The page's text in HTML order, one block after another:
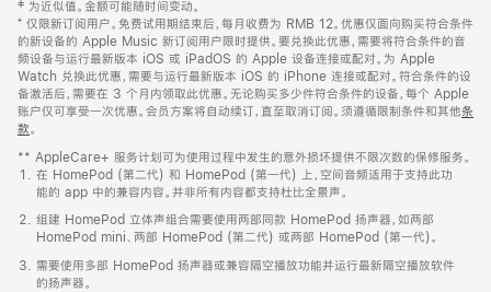
页
页
脚
注
‡ 为近似值。金额可能随时间变动。
⁺ 仅限新订阅用户。免费试用期结束后，每月收费为 RMB 12。优惠仅面向购买符合条件
的新设备的 Apple Music 新订阅用户限时提供。要兑换此优惠，需要将符合条件的音
频设备与运行最新版本 iOS 或 iPadOS 的 Apple 设备连接或配对。为 Apple
Watch 兑换此优惠，需要与运行最新版本 iOS 的 iPhone 连接或配对。符合条件的设
备激活后，需要在 3 个月内领取此优惠。无论购买多少件符合条件的设备，每个 Apple
账户仅可享受一次优惠。会员方案将自动续订，直至取消订阅。须遵循限制条件和其他条
款。
窗
口
中
打
开)
** AppleCare+ 服务计划可为使用过程中发生的意外损坏提供不限次数的保修服务。
在 HomePod (第二代) 和 HomePod (第一代) 上，空间音频适用于支持此功
能的 app 中的兼容内容。并非所有内容都支持杜比全景声。
组建 HomePod 立体声组合需要使用两部同款 HomePod 扬声器，如两部
HomePod mini、两部 HomePod (第二代) 或两部 HomePod (第一代)。
需要使用多部 HomePod 扬声器或兼容隔空播放功能并运行最新隔空播放软件
的扬声器。